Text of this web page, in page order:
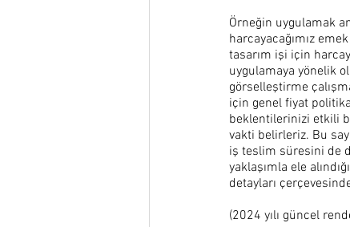
Örneğin uygulamak
harcayacağımız
tasarım işi için
uygulamaya yönelik
görselleştirme
için genel fiyat
beklentilerinizi etkili
vakti belirleriz. Bu
iş teslim süresini de
yaklaşımla ele
detayları
(2024 yılı güncel